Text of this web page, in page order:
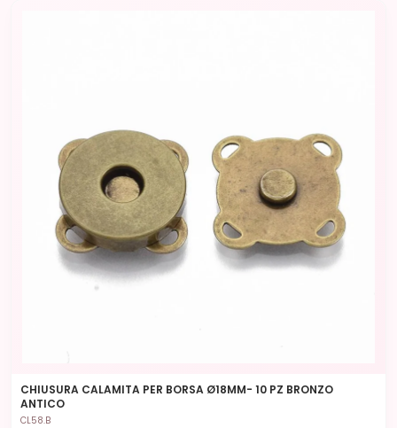
CHIUSURA CALAMITA PER BORSA Ø18MM- 10 PZ BRONZO
ANTICO
CL58.B